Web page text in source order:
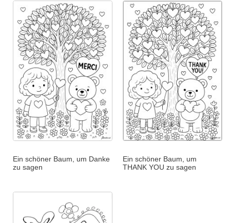
Ein schöner Baum, um Danke
zu sagen
Ein schöner Baum, um
THANK YOU zu sagen